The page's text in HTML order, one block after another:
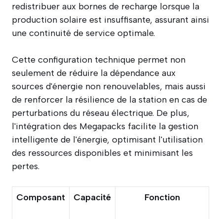
redistribuer aux bornes de recharge lorsque la
production solaire est insuffisante, assurant ainsi
une continuité de service optimale.
Cette configuration technique permet non
seulement de réduire la dépendance aux
sources d'énergie non renouvelables, mais aussi
de renforcer la résilience de la station en cas de
perturbations du réseau électrique. De plus,
l'intégration des Megapacks facilite la gestion
intelligente de l'énergie, optimisant l'utilisation
des ressources disponibles et minimisant les
pertes.
Composant Capacité Fonction